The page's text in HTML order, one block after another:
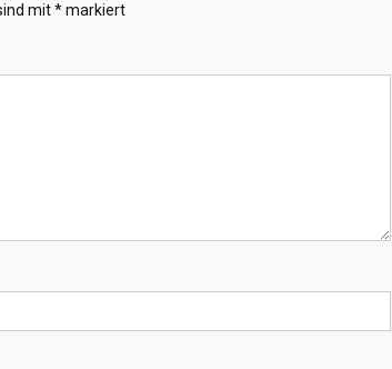
mit*markiert